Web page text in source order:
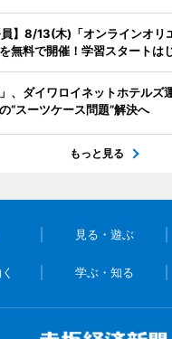
員】8/13(木)「オンラインオリ
無料で開催！学習スタートは
、ダイワロイネットホテルズ
“スーツケース問題”解決へ
もっと見る
見る・遊ぶ
学ぶ・知る